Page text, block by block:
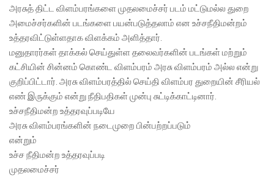
அரசுத் திட்ட விளம்பரங்களை முதலமைச்சர் படம் மட்டுமல்ல துறை
அமைச்சர்களின் படங்களை பயன்படுத்தலாம் என உச்சநீதிமன்றம்
உத்தரவிட்டுள்ளதாக விளக்கம் அளித்தார்.
மனுதாரர்கள் தாக்கல் செய்துள்ள தலைவர்களின் படங்கள் மற்றும்
கட்சியின் சின்னம் கொண்ட விளம்பரம் அரசு விளம்பரம் அல்ல என்று
குறிப்பிட்டார். அரசு விளம்பரத்தில் செய்தி விளம்பர துறையின் சீரியல்
எண் இருக்கும் என்று நீதிபதிகள் முன்பு சுட்டிக்காட்டினார்.
உச்சநீதிமன்ற உத்தரவுப்படியே
அரசு விளம்பரங்களின் நடைமுறை பின்பற்றப்படும்
என்றும்
உச்ச நீதிமன்ற உத்தரவுப்படி
முதலமைச்சர்